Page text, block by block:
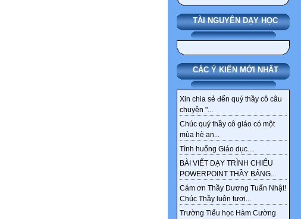
TÀI NGUYÊN DẠY HỌC
CÁC Ý KIẾN MỚI NHẤT
Xin chia sẻ đến quý thầy cô câu
chuyện "...
Chúc quý thầy cô giáo có một
mùa hè an...
Tình huống Giáo dục....
BÀI VIẾT DẠY TRÌNH CHIẾU
POWERPOINT THẦY BẢNG...
Cám ơn Thầy Dương Tuấn Nhật!
Chúc Thầy luôn tươi...
Trường Tiểu học Hàm Cường